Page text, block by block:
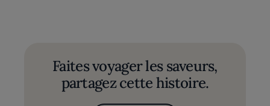
Faites voyager les saveurs,
partagez cette histoire.